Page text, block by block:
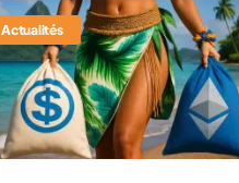
Actualités